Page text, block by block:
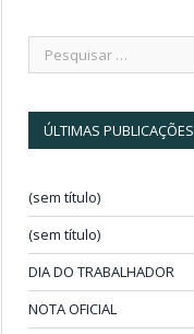
ÚLTIMAS PUBLICAÇÕES
(sem título)
(sem título)
DIA DO TRABALHADOR
NOTA OFICIAL